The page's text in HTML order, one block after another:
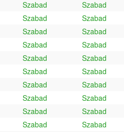
Szabad Szabad
Szabad Szabad
Szabad Szabad
Szabad Szabad
Szabad Szabad
Szabad Szabad
Szabad Szabad
Szabad Szabad
Szabad Szabad
Szabad Szabad